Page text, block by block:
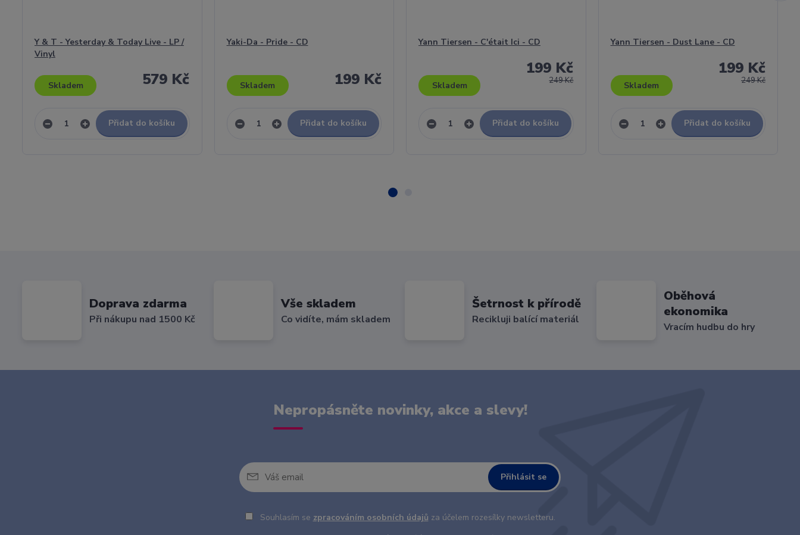
Y & T - Yesterday & Today Live - LP /
Vinyl
579 Kč
Skladem
Přidat do košíku
Yaki-Da - Pride - CD
199 Kč
Skladem
Přidat do košíku
Yann Tiersen - C'était Ici - CD
249 Kč
199 Kč
Skladem
Přidat do košíku
Yann Tiersen - Dust Lane - CD
249 Kč
199 Kč
Skladem
Přidat do košíku
Doprava zdarma
Při nákupu nad 1500 Kč
Vše skladem
Co vidíte, mám skladem
Šetrnost k přírodě
Recikluji balící materiál
Oběhová
ekonomika
Vracím hudbu do hry
Nepropásněte novinky, akce a slevy!
Přihlásit se
Souhlasím se zpracováním osobních údajů za účelem rozesílky newsletteru.